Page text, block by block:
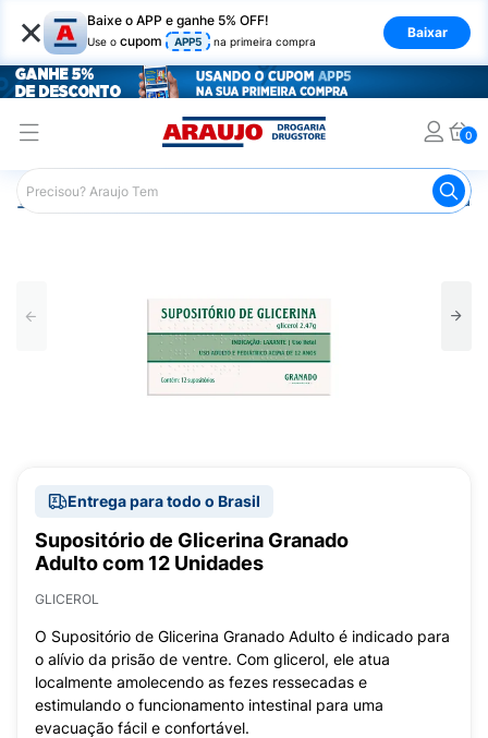
× Baixe o APP e ganhe 5% OFF!
Use o cupom APP5 na primeira compra
Baixar
0
Araujo Medicamentos Remédio para o Estômago e
Entrega para todo o Brasil
Supositório de Glicerina Granado
Adulto com 12 Unidades
GLICEROL
O Supositório de Glicerina Granado Adulto é indicado para
o alívio da prisão de ventre. Com glicerol, ele atua
localmente amolecendo as fezes ressecadas e
estimulando o funcionamento intestinal para uma
evacuação fácil e confortável.